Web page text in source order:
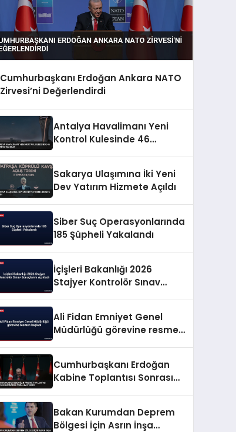
Cumhurbaşkanı Erdoğan Ankara NATO
Zirvesi’ni Değerlendirdi
Antalya Havalimanı Yeni
Kontrol Kulesinde 46
Sakarya Ulaşımına İki Yeni
Dev Yatırım Hizmete Açıldı
Siber Suç Operasyonlarında
185 Şüpheli Yakalandı
İçişleri Bakanlığı 2026
Stajyer Kontrolör Sınav
Ali Fidan Emniyet Genel
Müdürlüğü görevine resmen
Cumhurbaşkanı Erdoğan
Kabine Toplantısı Sonrası
Bakan Kurumdan Deprem
Bölgesi İçin Asrın İnşa